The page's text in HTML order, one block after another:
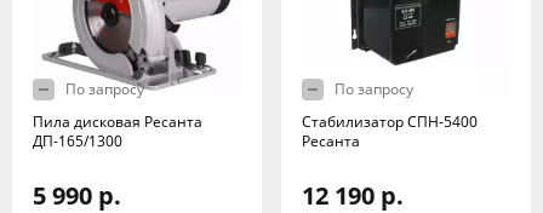
По запросу
Пила дисковая Ресанта
ДП-165/1300
5 990 р.
По запросу
Стабилизатор СПН-5400
Ресанта
12 190 р.